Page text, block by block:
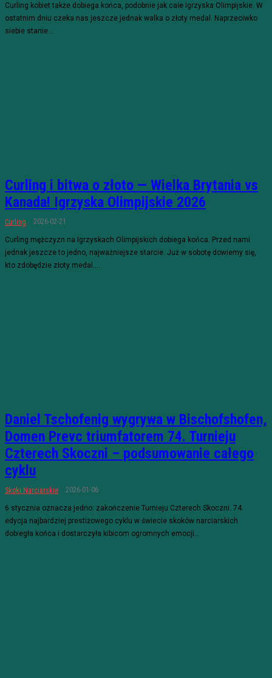
Curling kobiet także dobiega końca, podobnie jak całe Igrzyska Olimpijskie. W
ostatnim dniu czeka nas jeszcze jednak walka o złoty medal. Naprzeciwko
siebie stanie...
Curling i bitwa o złoto — Wielka Brytania vs
Kanada! Igrzyska Olimpijskie 2026
Curling 2026-02-21
Curling mężczyzn na Igrzyskach Olimpijskich dobiega końca. Przed nami
jednak jeszcze to jedno, najważniejsze starcie. Już w sobotę dowiemy się,
kto zdobędzie złoty medal....
Daniel Tschofenig wygrywa w Bischofshofen,
Domen Prevc triumfatorem 74. Turnieju
Czterech Skoczni – podsumowanie całego
cyklu
Skoki Narciarskie 2026-01-06
6 stycznia oznacza jedno: zakończenie Turnieju Czterech Skoczni. 74.
edycja najbardziej prestiżowego cyklu w świecie skoków narciarskich
dobiegła końca i dostarczyła kibicom ogromnych emocji...